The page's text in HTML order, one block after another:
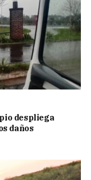
despliega
daños